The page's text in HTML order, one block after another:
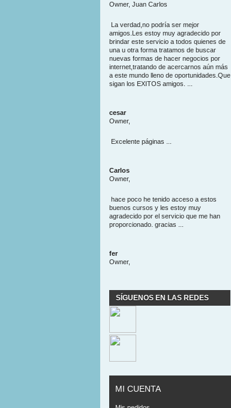
Owner, Juan Carlos
La verdad,no podría ser mejor
amigos.Les estoy muy agradecido por
brindar este servicio a todos quienes de
una u otra forma tratamos de buscar
nuevas formas de hacer negocios por
internet,tratando de acercarnos aún más
a este mundo lleno de oportunidades.Que
sigan los EXITOS amigos. ...
cesar
Owner,
Excelente páginas ...
Carlos
Owner,
hace poco he tenido acceso a estos
buenos cursos y les estoy muy
agradecido por el servicio que me han
proporcionado. gracias ...
fer
Owner,
SÍGUENOS EN LAS REDES
MI CUENTA